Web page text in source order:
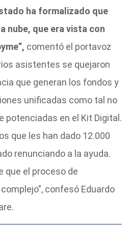
ha formalizado que
nube, que era vista con
comentó el portavoz
asistentes se quejaron
que generan los fondos y
unificadas como tal no
en el Kit Digital.
que les han dado 12.000
renunciando a la ayuda.
que el proceso de
confesó Eduardo